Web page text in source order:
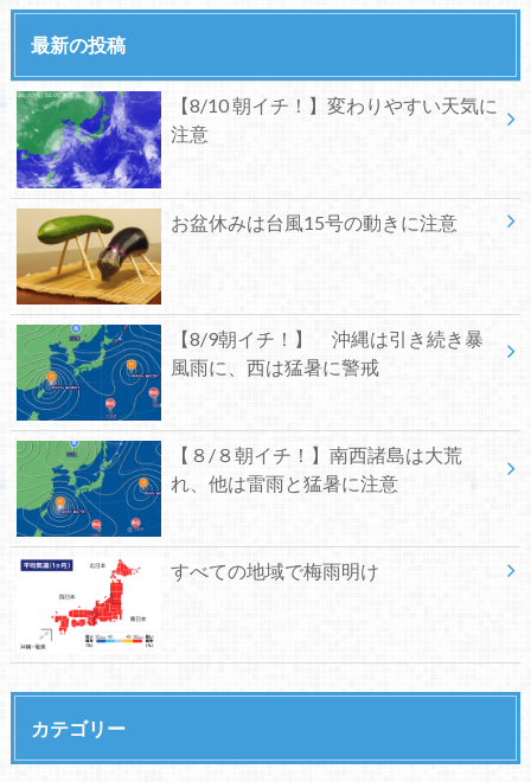
最新の投稿
【8/10 朝イチ！】変わりやすい天気に
注意
お盆休みは台風15号の動きに注意
【8/9朝イチ！】 沖縄は引き続き暴
風雨に、西は猛暑に警戒
【８/８朝イチ！】南西諸島は大荒
れ、他は雷雨と猛暑に注意
すべての地域で梅雨明け
カテゴリー